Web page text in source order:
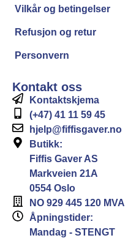
Vilkår og betingelser
Refusjon og retur
Personvern
Kontakt oss
Kontaktskjema
(+47) 41 11 59 45
hjelp@fiffisgaver.no
Butikk:
Fiffis Gaver AS
Markveien 21A
0554 Oslo
NO 929 445 120 MVA
Åpningstider:
Mandag - STENGT